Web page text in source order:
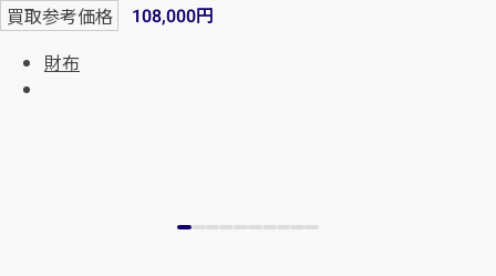
買取参考価格 108,000円
財布